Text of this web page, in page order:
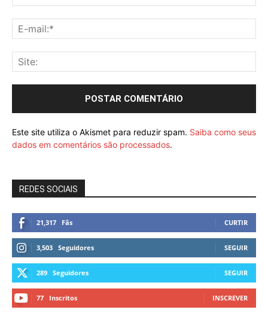
Este site utiliza o Akismet para reduzir spam. Saiba como seus
dados em comentários são processados.
REDES SOCIAIS
21,317 Fãs CURTIR
3,503 Seguidores SEGUIR
289 Seguidores SEGUIR
77 Inscritos INSCREVER